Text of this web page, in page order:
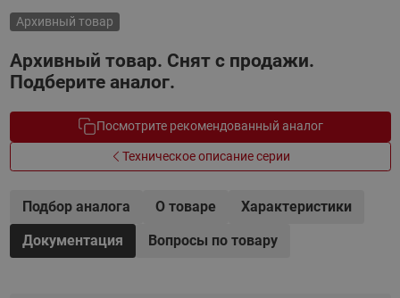
Архивный товар
Архивный товар. Снят с продажи.
Подберите аналог.
Посмотрите рекомендованный аналог
Техническое описание серии
Подбор аналога О товаре
Характеристики
Документация
Вопросы по товару